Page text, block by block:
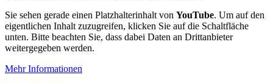
Sie sehen gerade einen Platzhalterinhalt von YouTube. Um auf den
eigentlichen Inhalt zuzugreifen, klicken Sie auf die Schaltfläche
unten. Bitte beachten Sie, dass dabei Daten an Drittanbieter
weitergegeben werden.
Mehr Informationen